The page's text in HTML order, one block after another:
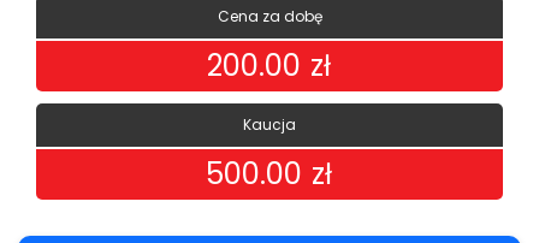
Cena za dobę
200.00 zł
Kaucja
500.00 zł